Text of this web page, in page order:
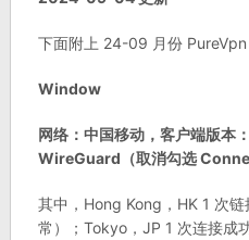
下面附上 24-09 月份 PureVpn
Window
网络：中国移动，客户端版本
WireGuard（取消勾选
其中，Hong Kong，HK 1 次
常）；Tokyo，JP 1 次连接成